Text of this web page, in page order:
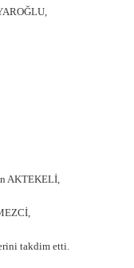
AKTEKELİ,
takdim etti.